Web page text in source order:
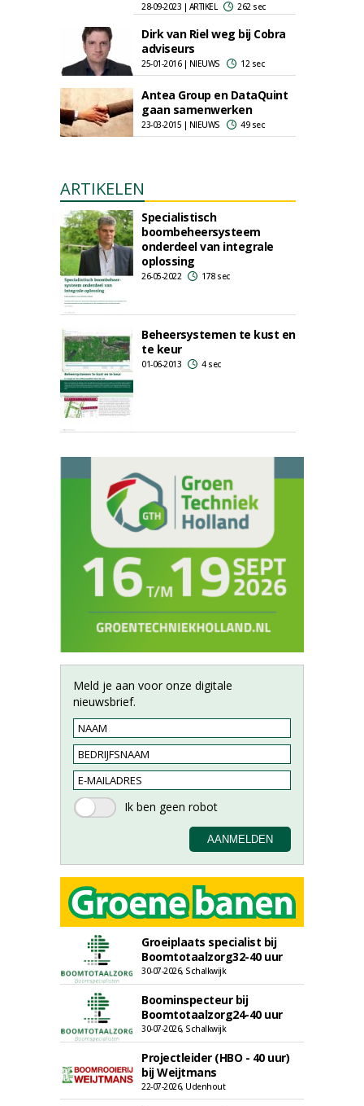
28-09-2023 | ARTIKEL 262 sec
Dirk van Riel weg bij Cobra
adviseurs
25-01-2016 | NIEUWS 12 sec
Antea Group en DataQuint
gaan samenwerken
23-03-2015 | NIEUWS 49 sec
ARTIKELEN
Specialistisch
boombeheersysteem
onderdeel van integrale
oplossing
26-05-2022 178 sec
Beheersystemen te kust en
te keur
01-06-2013 4 sec
Meld je aan voor onze digitale
nieuwsbrief.
Groeiplaats specialist bij
Boomtotaalzorg32-40 uur
30-07-2026, Schalkwijk
Boominspecteur bij
Boomtotaalzorg24-40 uur
30-07-2026, Schalkwijk
Projectleider (HBO - 40 uur)
bij Weijtmans
22-07-2026, Udenhout